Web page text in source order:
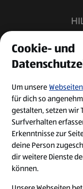
Cookie- und
Um unsereWebseiten
für dich so
gestalten, setzen wir
Surfverhalten
Erkenntnisse zur
deine Person
dir weitere Dienste
können.